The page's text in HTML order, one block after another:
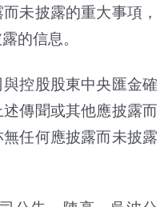
未披露的重大事項，
的信息。
控股股東中央匯金確
傳聞或其他應披露而
任何應披露而未披露